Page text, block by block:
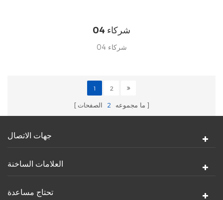
شركاء 04
شركاء 04
1 2
ما مجموعه 2 الصفحات
جهات الاتصال
العلامات الساخنة
تحتاج مساعدة